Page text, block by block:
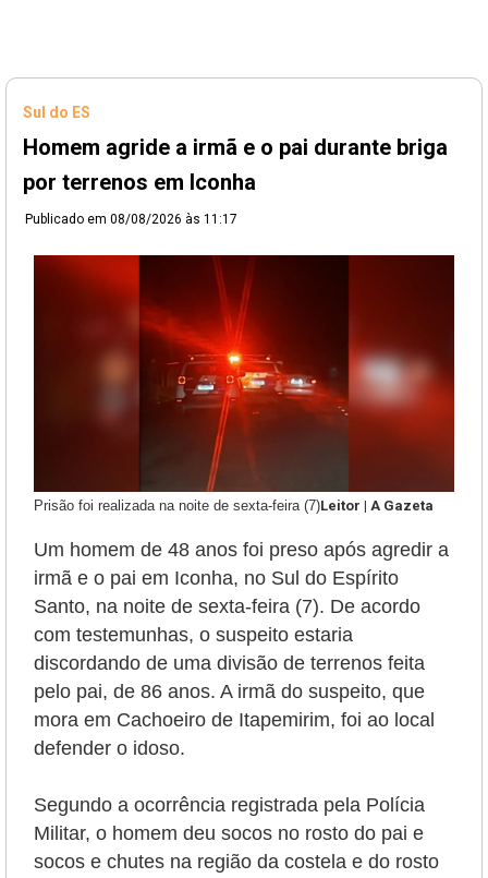
Sul do ES
Homem agride a irmã e o pai durante briga
por terrenos em Iconha
Publicado em 08/08/2026 às 11:17
Prisão foi realizada na noite de sexta-feira (7)Leitor | A Gazeta
Um homem de 48 anos foi preso após agredir a
irmã e o pai em Iconha, no Sul do Espírito
Santo, na noite de sexta-feira (7). De acordo
com testemunhas, o suspeito estaria
discordando de uma divisão de terrenos feita
pelo pai, de 86 anos. A irmã do suspeito, que
mora em Cachoeiro de Itapemirim, foi ao local
defender o idoso.
Segundo a ocorrência registrada pela Polícia
Militar, o homem deu socos no rosto do pai e
socos e chutes na região da costela e do rosto